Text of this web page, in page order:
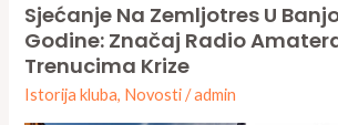
Sjećanje Na Zemljotres U
Godine: Značaj Radio
Trenucima Krize
Istorija kluba, Novosti/admin
Sjećanje
na
zemljotres
u